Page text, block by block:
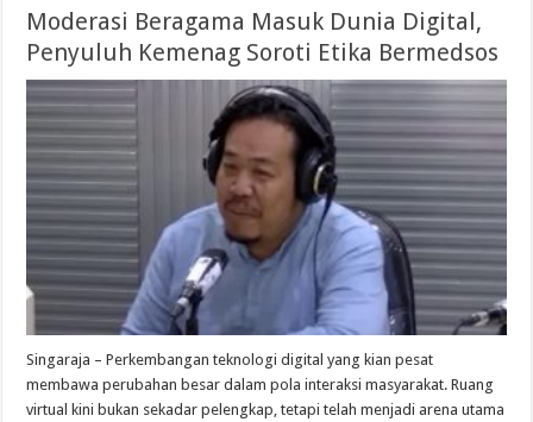
Moderasi Beragama Masuk Dunia Digital,
Penyuluh Kemenag Soroti Etika Bermedsos
Singaraja – Perkembangan teknologi digital yang kian pesat
membawa perubahan besar dalam pola interaksi masyarakat. Ruang
virtual kini bukan sekadar pelengkap, tetapi telah menjadi arena utama